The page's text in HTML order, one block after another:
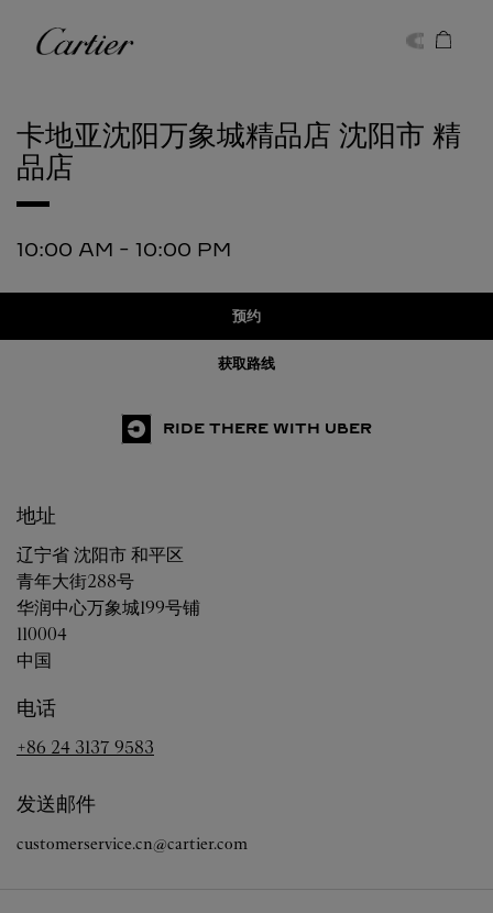
卡地亚
卡地亚沈阳万象城精品店 沈阳市 精
品店
10:00 AM - 10:00 PM
预约
获取路线
RIDE THERE WITH UBER
地址
辽宁省 沈阳市 和平区
青年大街288号
华润中心万象城199号铺
110004
中国
电话
+86 24 3137 9583
发送邮件
customerservice.cn@cartier.com